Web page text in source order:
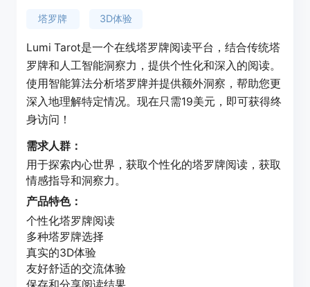
塔罗牌 3D体验
Lumi Tarot是一个在线塔罗牌阅读平台，结合传统塔
罗牌和人工智能洞察力，提供个性化和深入的阅读。
使用智能算法分析塔罗牌并提供额外洞察，帮助您更
深入地理解特定情况。现在只需19美元，即可获得终
身访问！
需求人群：
用于探索内心世界，获取个性化的塔罗牌阅读，获取
情感指导和洞察力。
产品特色：
个性化塔罗牌阅读
多种塔罗牌选择
真实的3D体验
友好舒适的交流体验
保存和分享阅读结果